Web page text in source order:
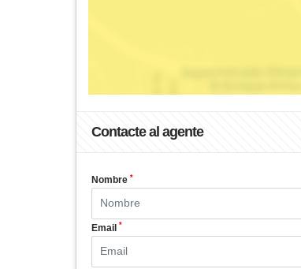
Contacte al agente
Nombre *
Email *